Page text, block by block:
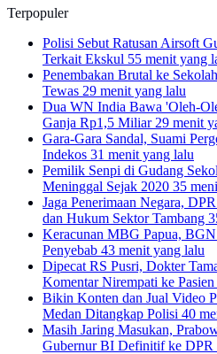
Terpopuler
Polisi Sebut Ratusan Airsoft
Terkait Ekskul 55 menit yang
Penembakan Brutal ke
Tewas 29 menit yang lalu
Dua WN India Bawa 'Oleh-
Ganja Rp1,5 Miliar 29 menit
Gara-Gara Sandal, Suami
Indekos 31 menit yang lalu
Pemilik Senpi di Gudang
Meninggal Sejak 2020 35
Jaga Penerimaan Negara,
dan Hukum Sektor Tambang
Keracunan MBG Papua,
Penyebab 43 menit yang lalu
Dipecat RS Pusri, Dokter
Komentar Nirempati ke Pasien
Bikin Konten dan Jual Video
Medan Ditangkap Polisi 40
Masih Jaring Masukan,
Gubernur BI Definitif ke DPR